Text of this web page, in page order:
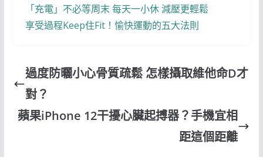
「充電」不必等周末 每天一小休 減壓更輕鬆
享受過程Keep住Fit！愉快運動的五大法則
過度防曬小心骨質疏鬆 怎樣攝取維他命D才
對？
蘋果iPhone 12干擾心臟起搏器？手機宜相
距這個距離